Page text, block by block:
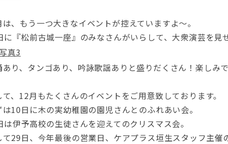
は、もう一つ大きなイベントが控えていますよ～。
に『松前古城一座』のみなさんがいらして、大衆演芸を見
あり、タンゴあり、吟詠歌謡ありと盛りだくさん！楽しみで
て、12月もたくさんのイベントをご用意致しております。
は10日に木の実幼稚園の園児さんとのふれあい会。
は伊予高校の生徒さんを迎えてのクリスマス会。
て29日、今年最後の営業日、ケアプラス垣生スタッフ主